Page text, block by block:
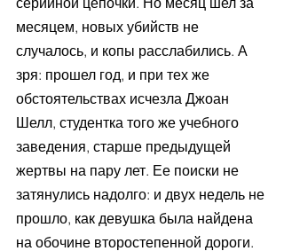
месяцем, новых убийств не
случалось, и копы расслабились. А
зря: прошел год, и при тех же
обстоятельствах исчезла Джоан
Шелл, студентка того же учебного
заведения, старше предыдущей
жертвы на пару лет. Ее поиски не
затянулись надолго: и двух недель не
прошло, как девушка была найдена
на обочине второстепенной дороги.